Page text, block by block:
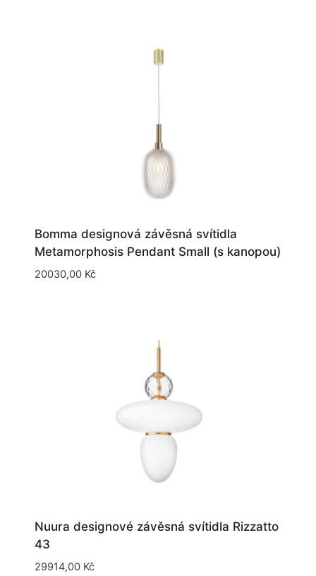
Bomma designová závěsná svítidla
Metamorphosis Pendant Small (s kanopou)
20030,00 Kč
Nuura designové závěsná svítidla Rizzatto
43
29914,00 Kč